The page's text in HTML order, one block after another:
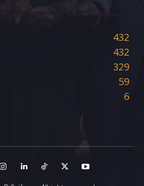
432
432
329
59
6